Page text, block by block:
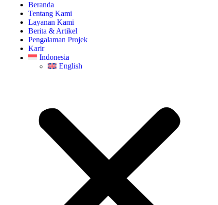
Beranda
Tentang Kami
Layanan Kami
Berita & Artikel
Pengalaman Projek
Karir
Indonesia
English